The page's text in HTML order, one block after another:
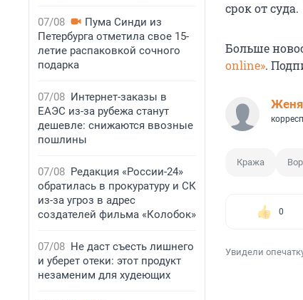
07/08
Пума Синди из
Петербурга отметила свое 15-
летие распаковкой сочного
подарка
07/08 Интернет-заказы в
ЕАЭС из-за рубежа станут
дешевле: снижаются ввозные
пошлины
07/08 Редакция «России-24»
обратилась в прокуратуру и СК
из-за угроз в адрес
создателей фильма «Колобок»
07/08 Не даст съесть лишнего
и уберет отеки: этот продукт
незаменим для худеющих
срок от суда.
Больше
online».
Кража Вор
0
Увидели